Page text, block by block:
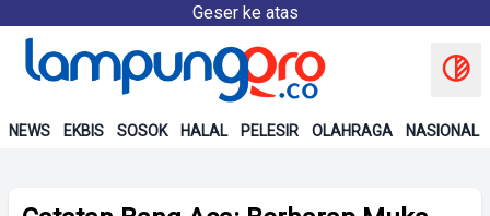
Geser ke atas
NEWS EKBIS SOSOK HALAL PELESIR OLAHRAGA NASIONAL